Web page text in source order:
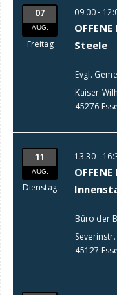
07
AUG.
Freitag
09:00 -
Steele
Evgl.
Kaiser-
45276
11
AUG.
Dienstag
13:30 -
Büro der
Severinstr.
45127